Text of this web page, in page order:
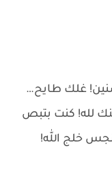
غلك طايح…
لله! كنت بتبص
خلج الله!